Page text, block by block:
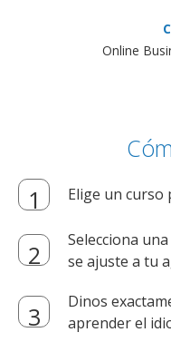
Online
Elige un curso
Selecciona
se ajuste a tu
Dinos
aprender el